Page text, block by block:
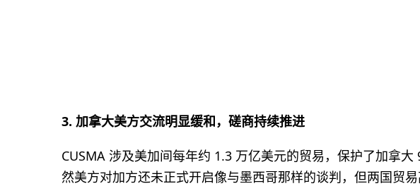
3. 加拿大美方交流明显缓和，磋商持续推进
CUSMA 涉及美加间每年约 1.3 万亿美元的贸易，保护了加拿
然美方对加方还未正式开启像与墨西哥那样的谈判，但两国贸